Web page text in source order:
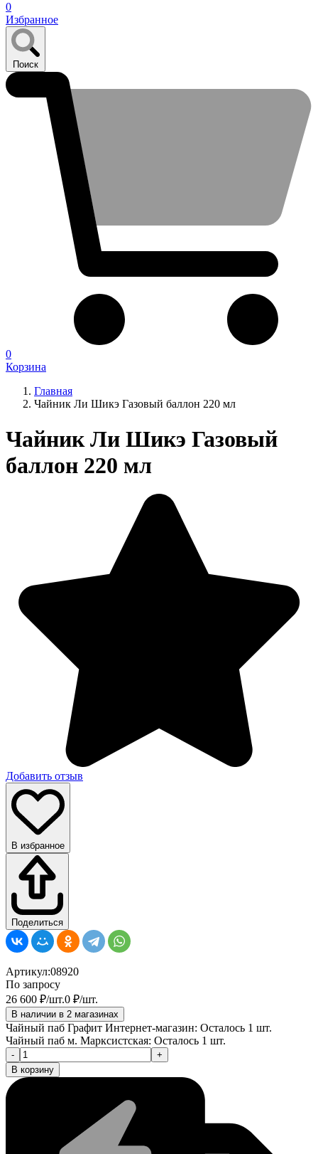
0
Избранное
Поиск
0
Корзина
Главная
Чайник Ли Шикэ Газовый баллон 220 мл
Чайник Ли Шикэ Газовый
баллон 220 мл
Добавить отзыв
В избранное
Поделиться
Артикул:08920
По запросу
26 600 ₽/шт.0 ₽/шт.
В наличии в 2 магазинах
Чайный паб Графит Интернет-магазин: Осталось 1 шт.
Чайный паб м. Марксистская: Осталось 1 шт.
-
+
В корзину